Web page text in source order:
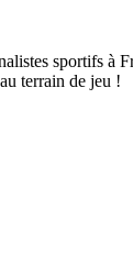
sportifs à
terrain de jeu !